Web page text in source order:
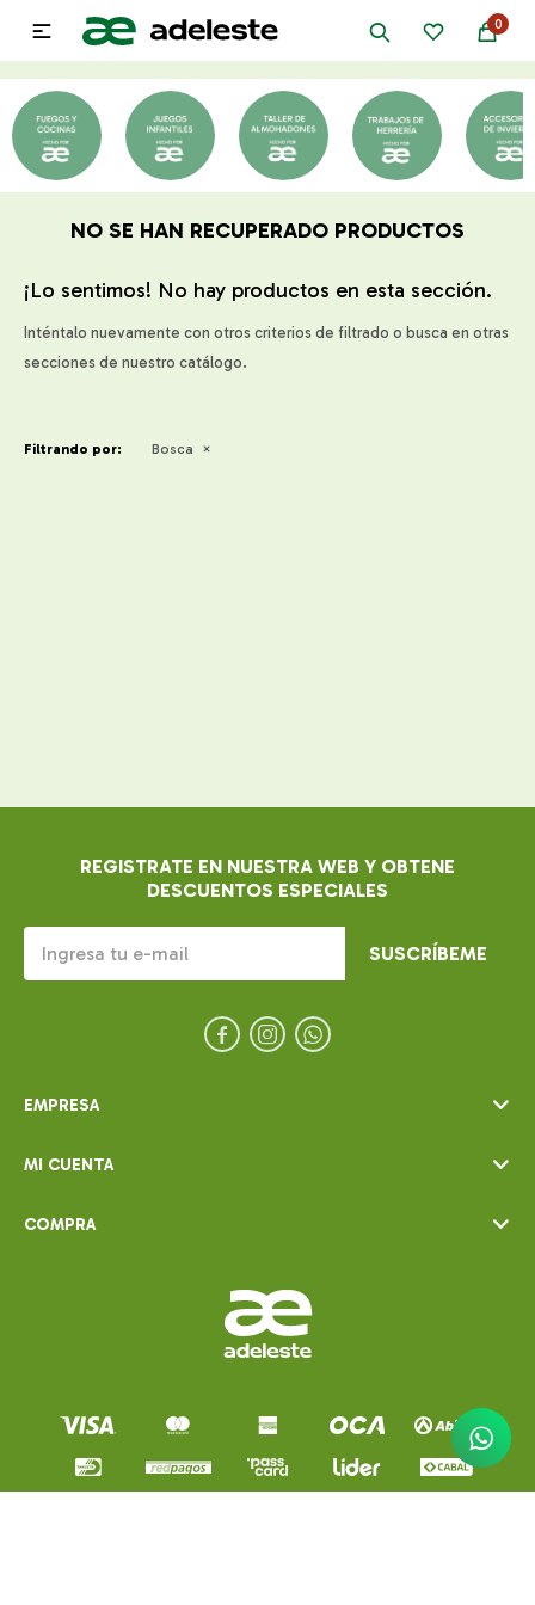
0

NO SE HAN RECUPERADO PRODUCTOS
¡Lo sentimos! No hay productos en esta sección.
Inténtalo nuevamente con otros criterios de filtrado o busca en otras
secciones de nuestro catálogo.
Filtrando por: Bosca
EMPRESA
MI CUENTA
COMPRA
REGISTRATE EN NUESTRA WEB Y OBTENE
DESCUENTOS ESPECIALES
SUSCRÍBEME
  